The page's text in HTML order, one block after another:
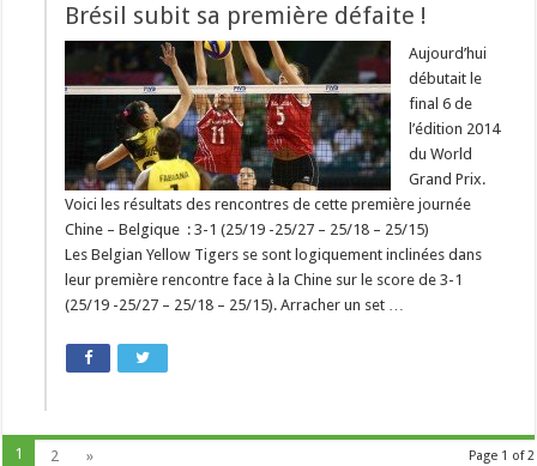
Brésil subit sa première défaite !
Aujourd’hui
débutait le
final 6 de
l’édition 2014
du World
Grand Prix.
Voici les résultats des rencontres de cette première journée
Chine – Belgique : 3-1 (25/19 -25/27 – 25/18 – 25/15)
Les Belgian Yellow Tigers se sont logiquement inclinées dans
leur première rencontre face à la Chine sur le score de 3-1
(25/19 -25/27 – 25/18 – 25/15). Arracher un set …
Page 1 of 2
1 2 »